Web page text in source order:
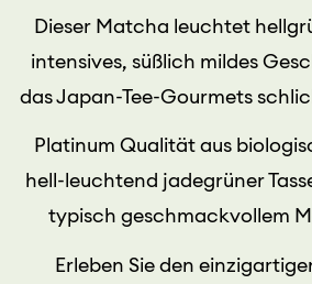
Dieser Matcha leuchtet
intensives, süßlich mildes
das Japan-Tee-Gourmets
Platinum Qualität aus
hell-leuchtend jadegrüner
typisch geschmackvollem
Erleben Sie den